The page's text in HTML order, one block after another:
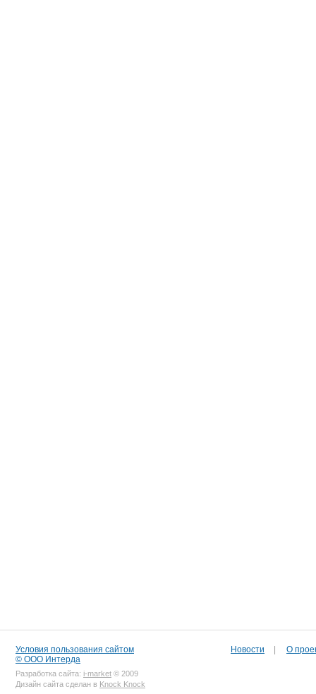
Условия пользования сайтом
© ООО Интерда
Разработка сайта: i-market © 2009
Дизайн сайта сделан в Knock Knock
Новости О